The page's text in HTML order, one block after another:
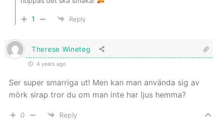
1 Reply
Therese Wineteg
4 years ago
Ser super smarriga ut! Men kan man använda sig av
mörk sirap tror du om man inte har ljus hemma?
0 Reply